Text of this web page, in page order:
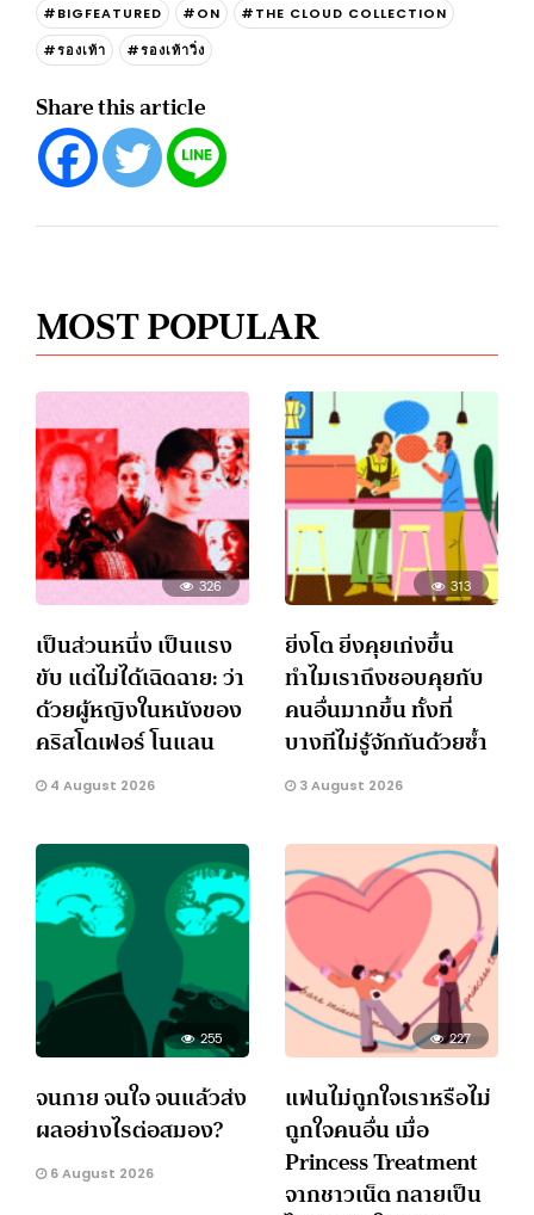
#BIGFEATURED #ON
#THE CLOUD COLLECTION
#รองเท้า
#รองเท้าวิ่ง
Share this article
MOST POPULAR
326
เป็นส่วนหนึ่ง เป็นแรง
ขับ แต่ไม่ได้เฉิดฉาย: ว่า
ด้วยผู้หญิงในหนังของ
คริสโตเฟอร์ โนแลน
4 August 2026
313
ยิ่งโต ยิ่งคุยเก่งขึ้น
ทำไมเราถึงชอบคุยกับ
คนอื่นมากขึ้น ทั้งที่
บางทีไม่รู้จักกันด้วยซ้ำ
3 August 2026
255
จนกาย จนใจ จนแล้วส่ง
ผลอย่างไรต่อสมอง?
6 August 2026
227
แฟนไม่ถูกใจเราหรือไม่
ถูกใจคนอื่น เมื่อ
Princess Treatment
จากชาวเน็ต กลายเป็น